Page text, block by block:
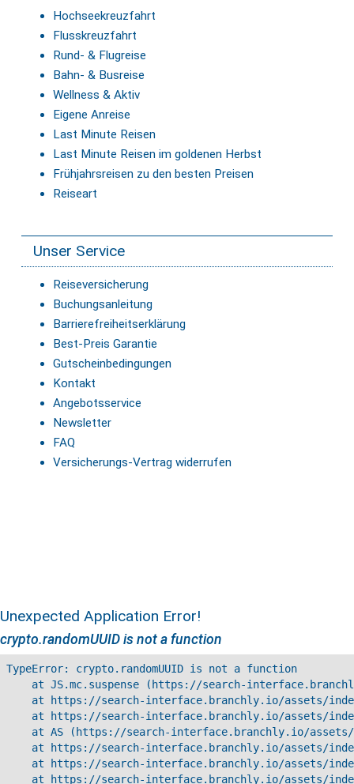
Hochseekreuzfahrt
Flusskreuzfahrt
Rund- & Flugreise
Bahn- & Busreise
Wellness & Aktiv
Eigene Anreise
Last Minute Reisen
Last Minute Reisen im goldenen Herbst
Frühjahrsreisen zu den besten Preisen
Reiseart
Unser Service
Reiseversicherung
Buchungsanleitung
Barrierefreiheitserklärung
Best-Preis Garantie
Gutscheinbedingungen
Kontakt
Angebotsservice
Newsletter
FAQ
Versicherungs-Vertrag widerrufen
Unexpected Application Error!
crypto.randomUUID is not a function
TypeError: crypto.randomUUID is not a function
at JS.mc.suspense (https://search-
at https://search-interface.branchly.io/assets/
at https://search-interface.branchly.io/assets/
at AS (https://search-interface.branchly.io/
at https://search-interface.branchly.io/assets/
at https://search-interface.branchly.io/assets/
at https://search-interface.branchly.io/assets/